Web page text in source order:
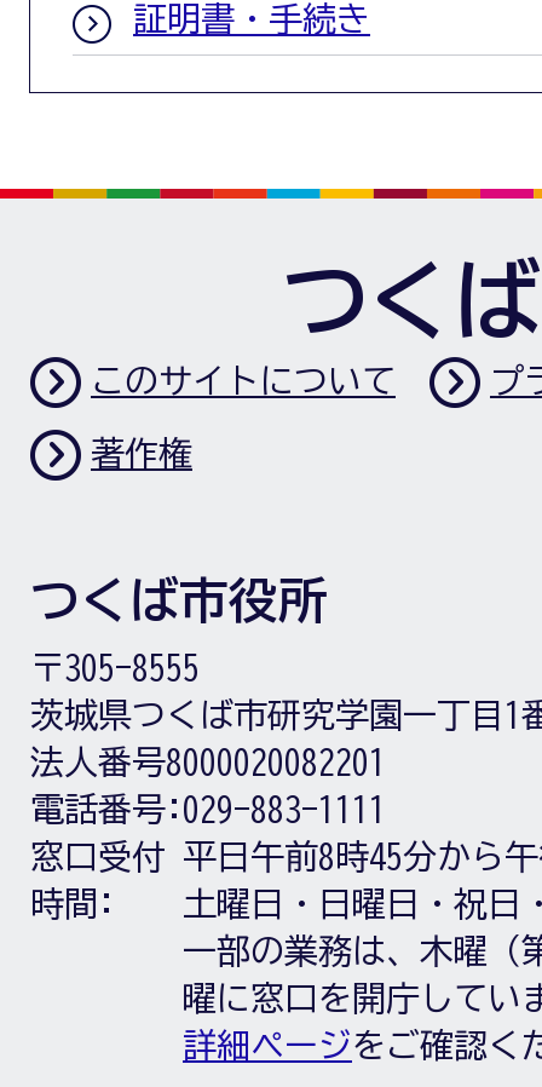
証明書・手続き
つく
このサイトについて プ
著作権
つくば市役所
〒305-8555
茨城県つくば市研究学園一丁目1
法人番号8000020082201
電話番号: 029-883-1111
窓口受付
時間:
平日午前8時45分から
土曜日・日曜日・祝日
一部の業務は、木曜（
曜に窓口を開庁してい
詳細ページをご確認く